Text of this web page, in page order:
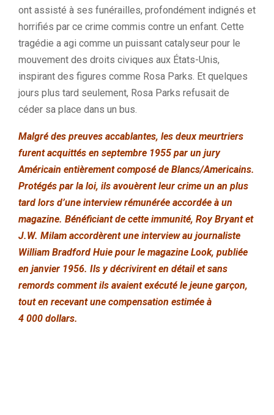
ont assisté à ses funérailles, profondément indignés et
horrifiés par ce crime commis contre un enfant. Cette
tragédie a agi comme un puissant catalyseur pour le
mouvement des droits civiques aux États-Unis,
inspirant des figures comme Rosa Parks. Et quelques
jours plus tard seulement, Rosa Parks refusait de
céder sa place dans un bus.
Malgré des preuves accablantes, les deux meurtriers
furent acquittés en septembre 1955 par un jury
Américain entièrement composé de Blancs/Americains.
Protégés par la loi, ils avouèrent leur crime un an plus
tard lors d’une interview rémunérée accordée à un
magazine. Bénéficiant de cette immunité, Roy Bryant et
J.W. Milam accordèrent une interview au journaliste
William Bradford Huie pour le magazine Look, publiée
en janvier 1956. Ils y décrivirent en détail et sans
remords comment ils avaient exécuté le jeune garçon,
tout en recevant une compensation estimée à
4 000 dollars.